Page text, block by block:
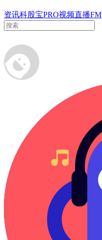
资讯科股宝PRO视频直播FM